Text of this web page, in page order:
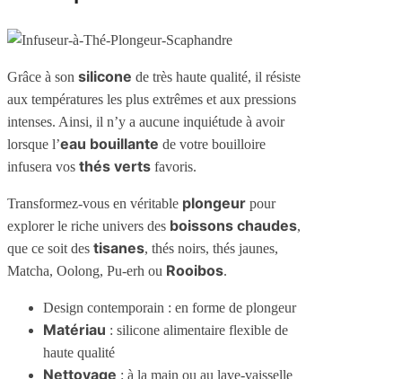
Grâce à son silicone de très haute qualité, il résiste
aux températures les plus extrêmes et aux pressions
intenses. Ainsi, il n’y a aucune inquiétude à avoir
lorsque l’eau bouillante de votre bouilloire
infusera vos thés verts favoris.
Transformez-vous en véritable plongeur pour
explorer le riche univers des boissons chaudes,
que ce soit des tisanes, thés noirs, thés jaunes,
Matcha, Oolong, Pu-erh ou Rooibos.
Design contemporain : en forme de plongeur
Matériau : silicone alimentaire flexible de
haute qualité
Nettoyage : à la main ou au lave-vaisselle